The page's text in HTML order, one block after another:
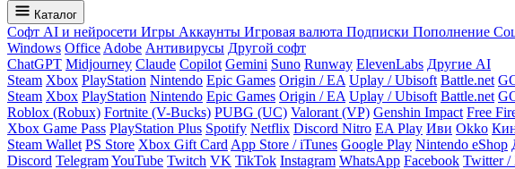
Каталог
Софт AI и нейросети Игры Аккаунты Игровая валюта Подписки Пополнение
Windows Office Adobe Антивирусы Другой софт
ChatGPT Midjourney Claude Copilot Gemini Suno Runway ElevenLabs Другие AI
Steam Xbox PlayStation Nintendo Epic Games Origin / EA Uplay / Ubisoft Battle.net
Steam Xbox PlayStation Nintendo Epic Games Origin / EA Uplay / Ubisoft Battle.net
Roblox (Robux) Fortnite (V-Bucks) PUBG (UC) Valorant (VP) Genshin Impact Free
Xbox Game Pass PlayStation Plus Spotify Netflix Discord Nitro EA Play Иви Okko
Steam Wallet PS Store Xbox Gift Card App Store / iTunes Google Play Nintendo eShop
Discord TelegramYouTube Twitch VK TikTok Instagram WhatsApp Facebook Twitter /